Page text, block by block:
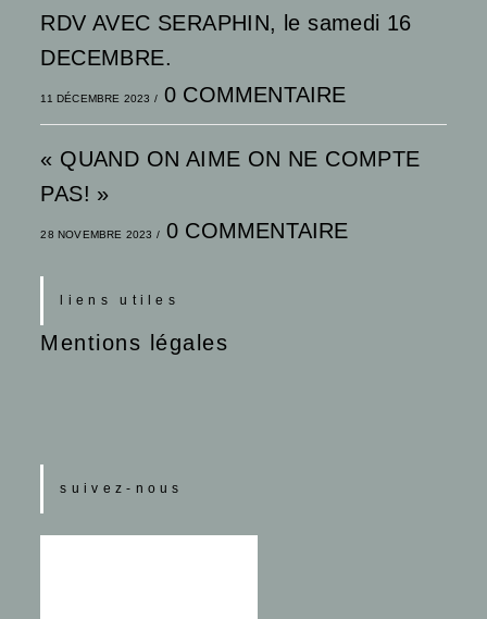
RDV AVEC SERAPHIN, le samedi 16
DECEMBRE.
11 DÉCEMBRE 2023 / 0 COMMENTAIRE
« QUAND ON AIME ON NE COMPTE
PAS! »
28 NOVEMBRE 2023 / 0 COMMENTAIRE
liens utiles
Mentions légales
suivez-nous